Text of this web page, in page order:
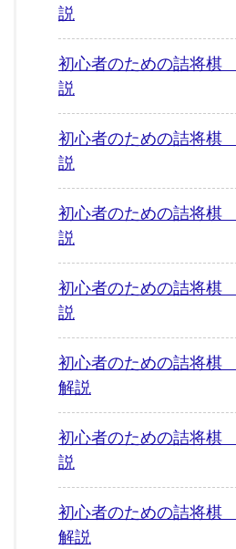
説
初心者のための詰将
説
初心者のための詰将
説
初心者のための詰将
説
初心者のための詰将
説
初心者のための詰将
解説
初心者のための詰将
説
初心者のための詰将
解説